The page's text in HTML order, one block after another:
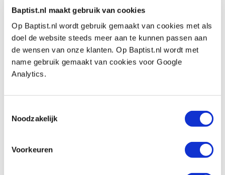
Baptist.nl maakt gebruik van cookies
Op Baptist.nl wordt gebruik gemaakt van cookies met als
doel de website steeds meer aan te kunnen passen aan
de wensen van onze klanten. Op Baptist.nl wordt met
name gebruik gemaakt van cookies voor Google
Analytics.
Noodzakelijk
Voorkeuren
Diamantstenen 80 x 50 mm grof, fijn en
extra fijn, 3 stuks
Artikelnummer: 29214
€ 16,95 incl. btw
Op voorraad